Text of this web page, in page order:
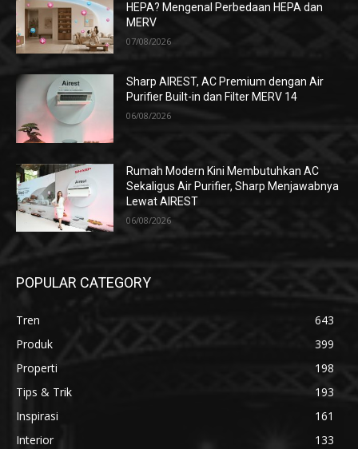
HEPA? Mengenal Perbedaan HEPA dan
MERV
07/08/2026
Sharp AIREST, AC Premium dengan Air
Purifier Built-in dan Filter MERV 14
06/08/2026
Rumah Modern Kini Membutuhkan AC
Sekaligus Air Purifier, Sharp Menjawabnya
Lewat AIREST
06/08/2026
POPULAR CATEGORY
Tren
643
Produk
399
Properti
198
Tips & Trik
193
Inspirasi
161
Interior
133